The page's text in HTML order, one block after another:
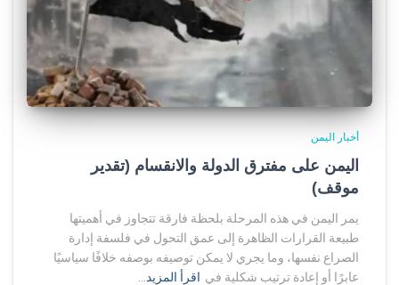
أخبار اليمن
اليمن على مفترق الدولة والانقسام (تقدير
موقف)
يمر اليمن في هذه المرحلة بلحظة فارقة تتجاوز في أهميتها
طبيعة القرارات الظاهرة إلى عمق التحول في فلسفة إدارة
الصراع نفسها، وما يجري لا يمكن توصيفه بوصفه خلافًا سياسيًا
عابرًا أو إعادة ترتيب شكلية في اقرأ المزيد…